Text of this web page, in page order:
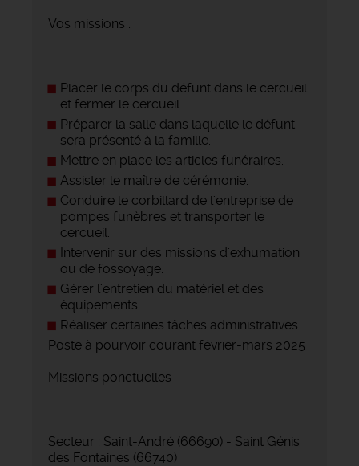
Vos missions :
Placer le corps du défunt dans le cercueil
et fermer le cercueil.
Préparer la salle dans laquelle le défunt
sera présenté à la famille.
Mettre en place les articles funéraires.
Assister le maître de cérémonie.
Conduire le corbillard de l'entreprise de
pompes funèbres et transporter le
cercueil.
Intervenir sur des missions d'exhumation
ou de fossoyage.
Gérer l'entretien du matériel et des
équipements.
Réaliser certaines tâches administratives
Poste à pourvoir courant février-mars 2025
Missions ponctuelles
Secteur : Saint-André (66690) - Saint Génis
des Fontaines (66740)